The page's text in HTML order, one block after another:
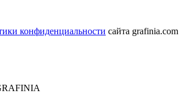
конфиденциальности сайта grafinia.com